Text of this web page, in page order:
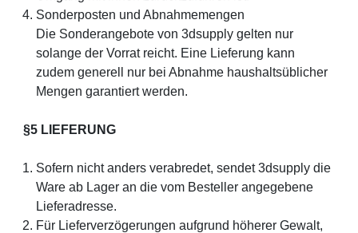
Sonderposten und Abnahmemengen
Die Sonderangebote von 3dsupply gelten nur
solange der Vorrat reicht. Eine Lieferung kann
zudem generell nur bei Abnahme haushaltsüblicher
Mengen garantiert werden.
§5 LIEFERUNG
Sofern nicht anders verabredet, sendet 3dsupply die
Ware ab Lager an die vom Besteller angegebene
Lieferadresse.
Für Lieferverzögerungen aufgrund höherer Gewalt,